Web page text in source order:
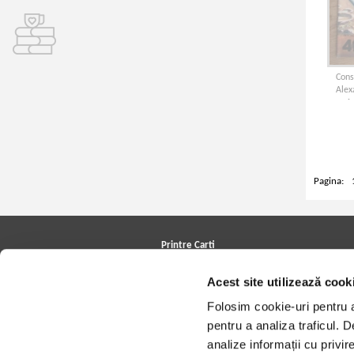
Acest site utilizează
Folosim cookie-uri pentru
pentru a analiza traficul.
analize informații cu
Pagina:
Printre Carti
Cele mai căutate cărți
Blog Printre Carti